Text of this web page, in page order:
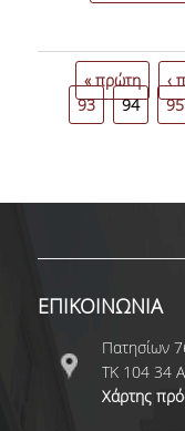
« πρώτη ‹
93
94 95
ΕΠΙΚΟΙΝΩΝΙΑ
Πατησίων
ΤΚ 104 34
Χάρτης